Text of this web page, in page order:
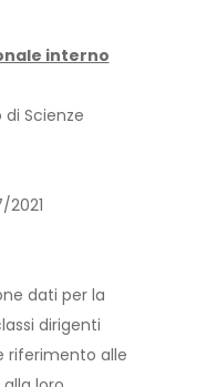
interno
di Scienze
dati per la
dirigenti
riferimento alle